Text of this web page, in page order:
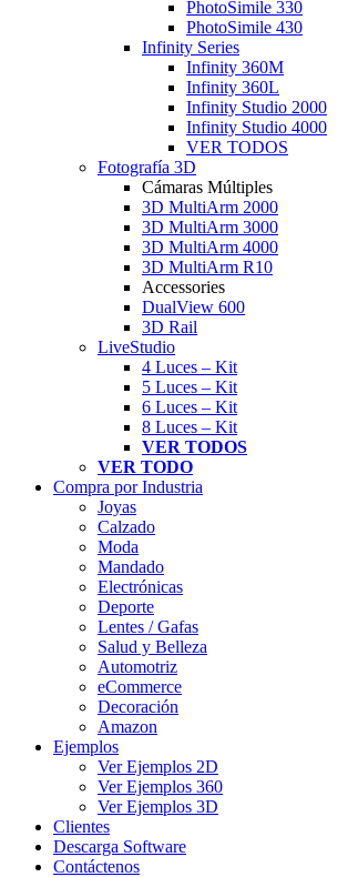
PhotoSimile 330
PhotoSimile 430
Infinity Series
Infinity 360M
Infinity 360L
Infinity Studio 2000
Infinity Studio 4000
VER TODOS
Fotografía 3D
Cámaras Múltiples
3D MultiArm 2000
3D MultiArm 3000
3D MultiArm 4000
3D MultiArm R10
Accessories
DualView 600
3D Rail
LiveStudio
4 Luces – Kit
5 Luces – Kit
6 Luces – Kit
8 Luces – Kit
VER TODOS
VER TODO
Compra por Industria
Joyas
Calzado
Moda
Mandado
Electrónicas
Deporte
Lentes / Gafas
Salud y Belleza
Automotriz
eCommerce
Decoración
Amazon
Ejemplos
Ver Ejemplos 2D
Ver Ejemplos 360
Ver Ejemplos 3D
Clientes
Descarga Software
Contáctenos